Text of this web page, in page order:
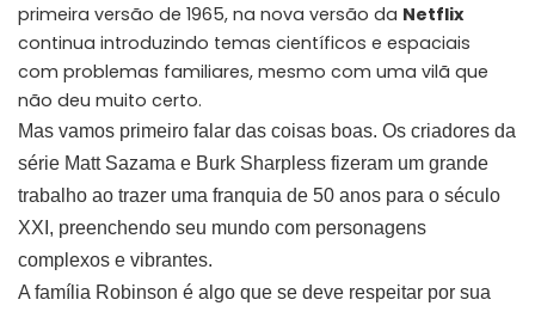
primeira versão de 1965, na nova versão da Netflix
continua introduzindo temas científicos e espaciais
com problemas familiares, mesmo com uma vilã que
não deu muito certo.
Mas vamos primeiro falar das coisas boas. Os criadores da
série Matt Sazama e Burk Sharpless fizeram um grande
trabalho ao trazer uma franquia de 50 anos para o século
XXI, preenchendo seu mundo com personagens
complexos e vibrantes.
A família Robinson é algo que se deve respeitar por sua